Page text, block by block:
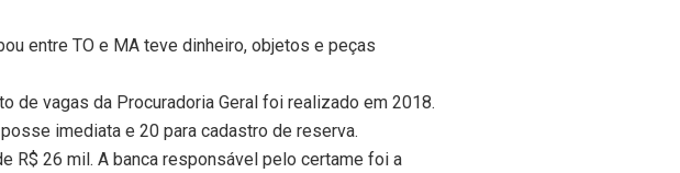
entre TO e MA teve dinheiro, objetos e peças
de vagas da Procuradoria Geral foi realizado em 2018.
imediata e 20 para cadastro de reserva.
R$ 26 mil. A banca responsável pelo certame foi a